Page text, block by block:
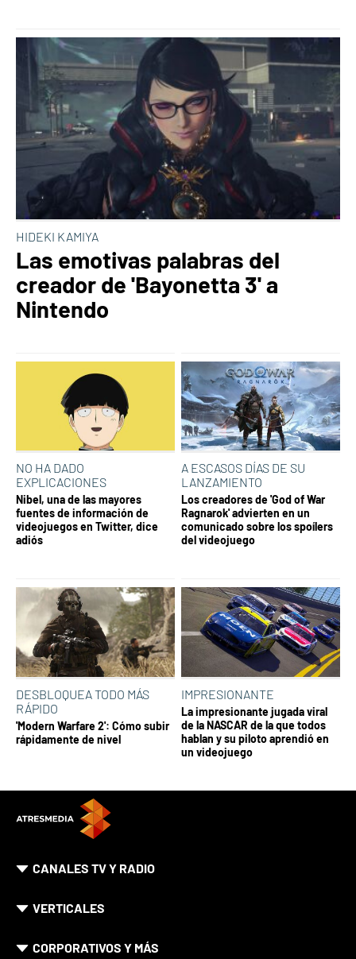
HIDEKI KAMIYA
Las emotivas palabras del
creador de 'Bayonetta 3' a
Nintendo
NO HA DADO
EXPLICACIONES
Nibel, una de las mayores
fuentes de información de
videojuegos en Twitter, dice
adiós
A ESCASOS DÍAS DE SU
LANZAMIENTO
Los creadores de 'God of War
Ragnarok' advierten en un
comunicado sobre los spoílers
del videojuego
DESBLOQUEA TODO MÁS
RÁPIDO
'Modern Warfare 2': Cómo subir
rápidamente de nivel
IMPRESIONANTE
La impresionante jugada viral
de la NASCAR de la que todos
hablan y su piloto aprendió en
un videojuego
CANALES TV Y RADIO
VERTICALES
CORPORATIVOS Y MÁS